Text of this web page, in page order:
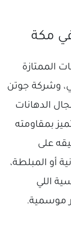
مكة
الممتازة
وشركة جوتن
الدهانات
بمقاومته
على
أو المبلطة،
اللي
موسمية.